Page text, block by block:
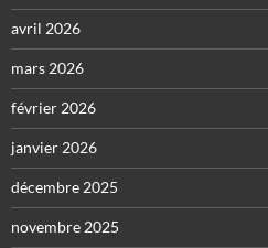
avril 2026
mars 2026
février 2026
janvier 2026
décembre 2025
novembre 2025